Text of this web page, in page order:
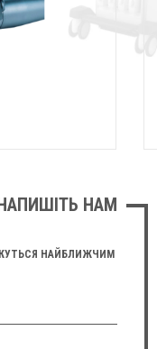
НАМ
НАЙБЛИЖЧИМ